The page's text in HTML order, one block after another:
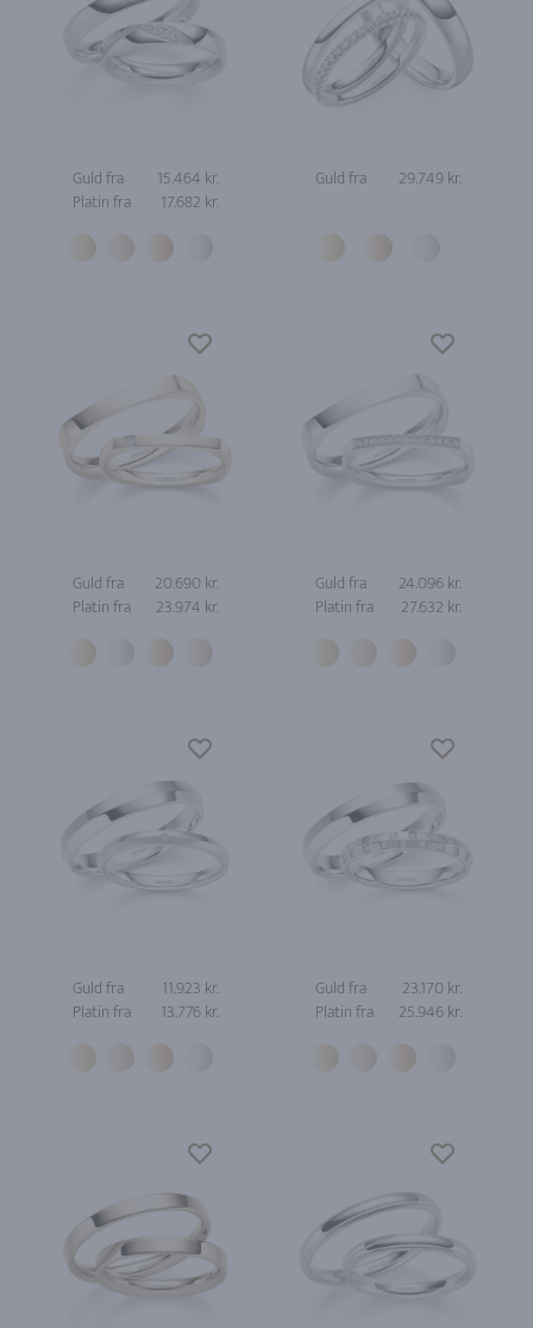
Guld fra
15.464 kr.
Platin fra
17.682 kr.
Guld fra 29.749 kr.
Guld fra
20.690 kr.
Platin fra
23.974 kr.
Guld fra
24.096 kr.
Platin fra
27.632 kr.
Guld fra
11.923 kr.
Platin fra
13.776 kr.
Guld fra
23.170 kr.
Platin fra
25.946 kr.